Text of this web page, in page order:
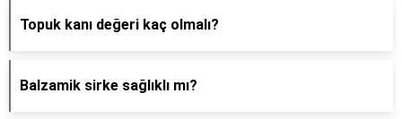
Topuk kanı değeri kaç olmalı?
Balzamik sirke sağlıklı mı?